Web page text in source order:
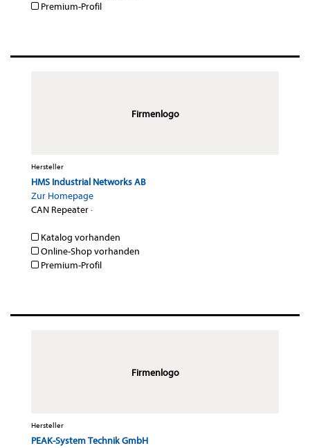
Premium-Profil
Firmenlogo
Hersteller
HMS Industrial Networks AB
Zur Homepage
CAN Repeater·
Katalog vorhanden
Online-Shop vorhanden
Premium-Profil
Firmenlogo
Hersteller
PEAK-System Technik GmbH